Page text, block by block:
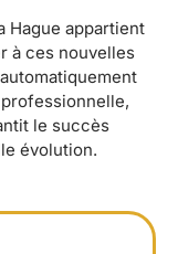
Hague appartient
à ces nouvelles
le succès
évolution.